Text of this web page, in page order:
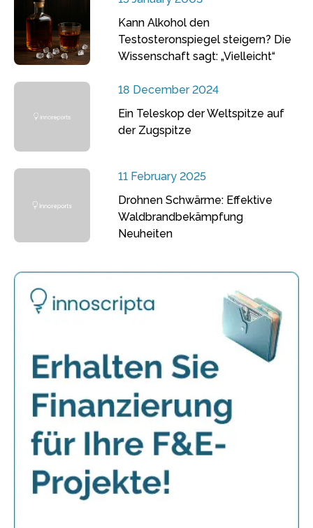
Kann Alkohol den
Testosteronspiegel steigern? Die
Wissenschaft sagt: „Vielleicht“
18 December 2024
Ein Teleskop der Weltspitze auf
der Zugspitze
11 February 2025
Drohnen Schwärme: Effektive
Waldbrandbekämpfung
Neuheiten